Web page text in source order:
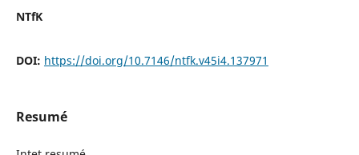
NTfK
DOI: https://doi.org/10.7146/ntfk.v45i4.137971
Resumé